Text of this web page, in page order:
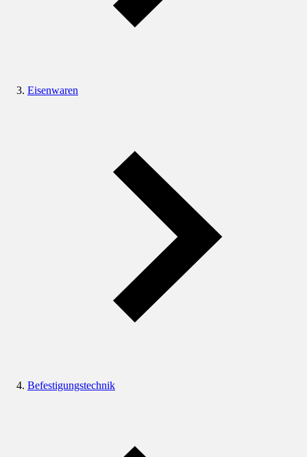
Eisenwaren
Befestigungstechnik